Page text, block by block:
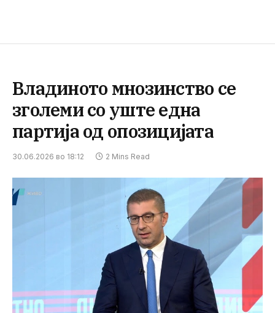
Владиното мнозинство се
зголеми со уште една
партија од опозицијата
30.06.2026 во 18:12 2 Mins Read